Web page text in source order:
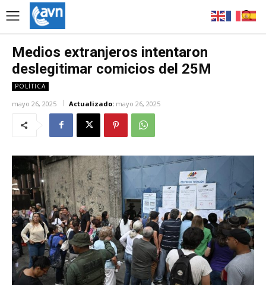
Medios extranjeros intentaron
deslegitimar comicios del 25M
POLÍTICA
mayo 26, 2025 Actualizado: mayo 26, 2025